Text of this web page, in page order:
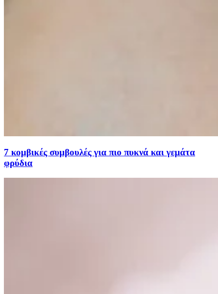
7 κομβικές συμβουλές για πιο πυκνά και γεμάτα
φρύδια